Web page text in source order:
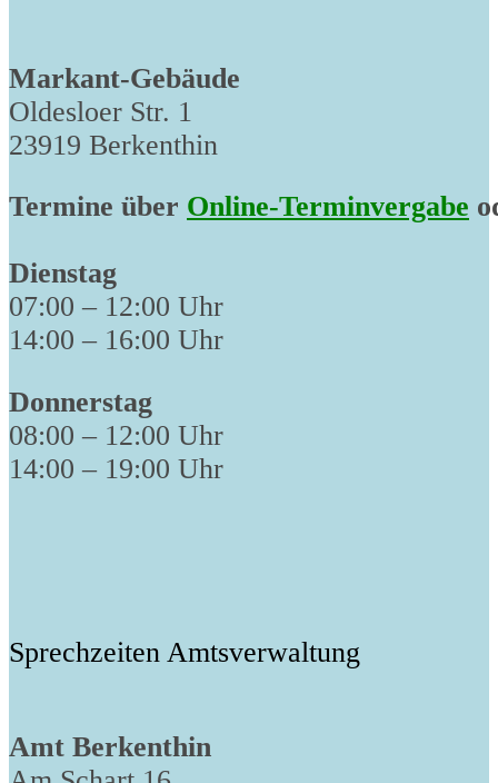
Markant-Gebäude
Oldesloer Str. 1
23919 Berkenthin
Termine über Online-Terminvergabe
Dienstag
07:00 – 12:00 Uhr
14:00 – 16:00 Uhr
Donnerstag
08:00 – 12:00 Uhr
14:00 – 19:00 Uhr
Sprechzeiten Amtsverwaltung
Amt Berkenthin